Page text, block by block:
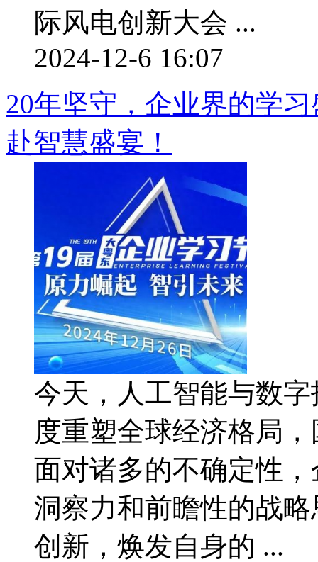
际风电创新大会 ...
2024-12-6 16:07
20年坚守，企业界的学
赴智慧盛宴！
今天，人工智能与数
度重塑全球经济格局
面对诸多的不确定性
洞察力和前瞻性的战
创新，焕发自身的 ...